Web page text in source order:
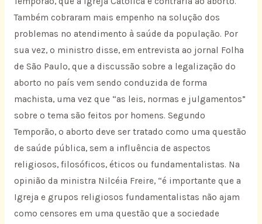
Também cobraram mais empenho na solução dos
problemas no atendimento à saúde da população. Por
sua vez, o ministro disse, em entrevista ao jornal Folha
de São Paulo, que a discussão sobre a legalização do
aborto no país vem sendo conduzida de forma
machista, uma vez que “as leis, normas e julgamentos”
sobre o tema são feitos por homens. Segundo
Temporão, o aborto deve ser tratado como uma questão
de saúde pública, sem a influência de aspectos
religiosos, filosóficos, éticos ou fundamentalistas. Na
opinião da ministra Nilcéia Freire, “é importante que a
Igreja e grupos religiosos fundamentalistas não ajam
como censores em uma questão que a sociedade